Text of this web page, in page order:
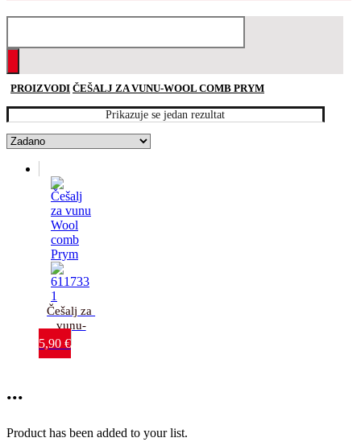
PROIZVODI ČEŠALJ ZA VUNU-WOOL COMB PRYM
Prikazuje se jedan rezultat
Češalj za
vunu-
Wool
5,90 €
...
Product has been added to your list.